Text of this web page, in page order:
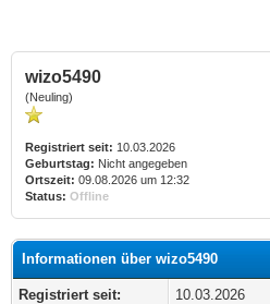
wizo5490
(Neuling)
Registriert seit: 10.03.2026
Geburtstag: Nicht angegeben
Ortszeit: 09.08.2026 um 12:32
Status: Offline
Informationen über wizo5490
Registriert seit:
10.03.2026